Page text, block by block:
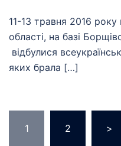
11-13 травня 2016
області, на базі
відбулися
яких брала […]
записів
1 2 >